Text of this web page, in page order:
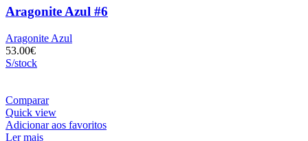
Aragonite Azul #6
Aragonite Azul
53.00€
S/stock
Comparar
Quick view
Adicionar aos favoritos
Ler mais